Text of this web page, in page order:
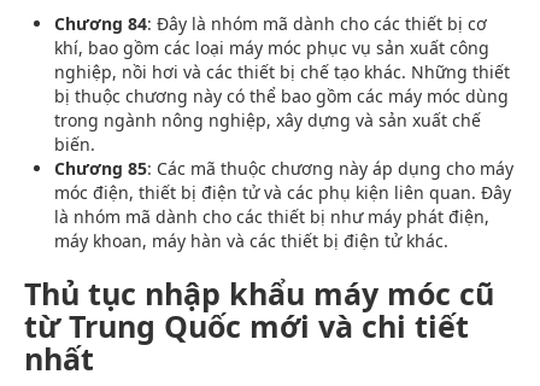
Chương 84: Đây là nhóm mã dành cho các thiết bị cơ
khí, bao gồm các loại máy móc phục vụ sản xuất công
nghiệp, nồi hơi và các thiết bị chế tạo khác. Những thiết
bị thuộc chương này có thể bao gồm các máy móc dùng
trong ngành nông nghiệp, xây dựng và sản xuất chế
biến.
Chương 85: Các mã thuộc chương này áp dụng cho máy
móc điện, thiết bị điện tử và các phụ kiện liên quan. Đây
là nhóm mã dành cho các thiết bị như máy phát điện,
máy khoan, máy hàn và các thiết bị điện tử khác.
Thủ tục nhập khẩu máy móc cũ
từ Trung Quốc mới và chi tiết
nhất